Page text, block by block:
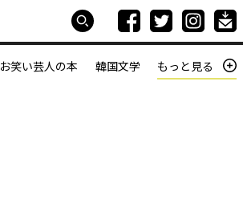
お笑い芸人の本 韓国文学 もっと見る